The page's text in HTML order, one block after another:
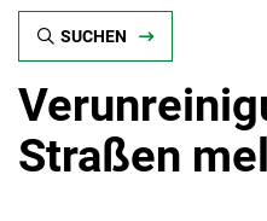
SUCHEN
Straßen